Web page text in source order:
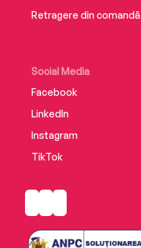
Retragere din comandă
Social Media
Facebook
LinkedIn
Instagram
TikTok